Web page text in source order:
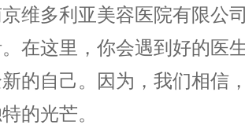
多利亚美容医院有限公
在这里，你会遇到好的医
的自己。因为，我们相信
的光芒。